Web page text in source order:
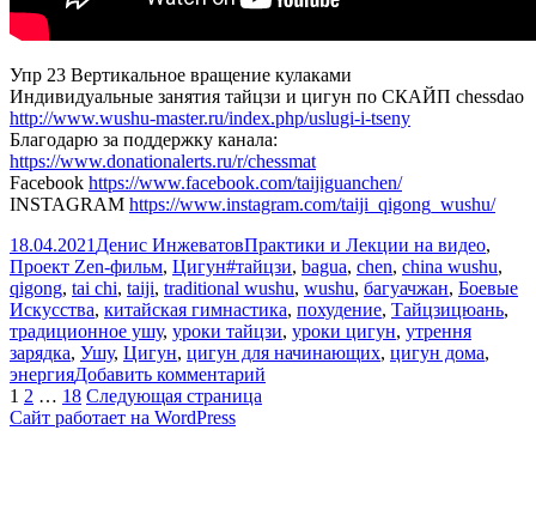
Упр 23 Вертикальное вращение кулаками
Индивидуальные занятия тайцзи и цигун по СКАЙП chessdao
http://www.wushu-master.ru/index.php/uslugi-i-tseny
Благодарю за поддержку канала:
https://www.donationalerts.ru/r/chessmat
Facebook https://www.facebook.com/taijiguanchen/
INSTAGRAM https://www.instagram.com/taiji_qigong_wushu/
Опубликовано
18.04.2021 Автор
Денис ИнжеватовРубрики
Практики и Лекции на видео,
Проект Zen-фильм, ЦигунМетки
#тайцзи, bagua, chen, china wushu,
qigong, tai chi, taiji, traditional wushu, wushu, багуачжан, Боевые
Искусства, китайская гимнастика, похудение, Тайцзицюань,
традиционное ушу, уроки тайцзи, уроки цигун, утрення
зарядка, Ушу, Цигун, цигун для начинающих, цигун дома,
энергияДобавить комментарий
Пагинация
записей
Страница
1 Страница
2 … Страница
18 Следующая страница
Сайт работает на WordPress